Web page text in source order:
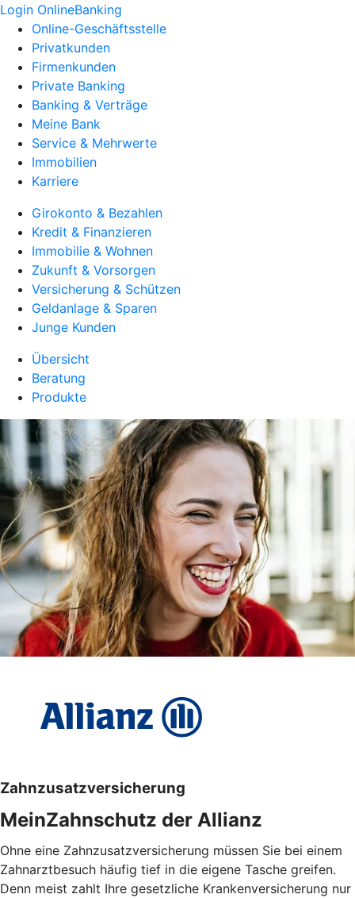
Login OnlineBanking
Online-Geschäftsstelle
Privatkunden
Firmenkunden
Private Banking
Banking & Verträge
Meine Bank
Service & Mehrwerte
Immobilien
Karriere
Girokonto & Bezahlen
Kredit & Finanzieren
Immobilie & Wohnen
Zukunft & Vorsorgen
Versicherung & Schützen
Geldanlage & Sparen
Junge Kunden
Übersicht
Beratung
Produkte
Zahnzusatzversicherung
MeinZahnschutz der Allianz
Ohne eine Zahnzusatzversicherung müssen Sie bei einem
Zahnarztbesuch häufig tief in die eigene Tasche greifen.
Denn meist zahlt Ihre gesetzliche Krankenversicherung nur